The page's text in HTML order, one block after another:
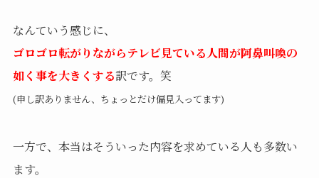
なんていう感じに、
ゴロゴロ転がりながらテレビ見ている人間が阿鼻叫喚の
如く事を大きくする訳です。笑
(申し訳ありません、ちょっとだけ偏見入ってます)
一方で、本当はそういった内容を求めている人も多数い
ます。